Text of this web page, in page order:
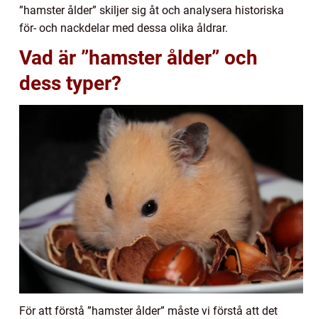
”hamster ålder” skiljer sig åt och analysera historiska
för- och nackdelar med dessa olika åldrar.
Vad är ”hamster ålder” och
dess typer?
För att förstå ”hamster ålder” måste vi förstå att det